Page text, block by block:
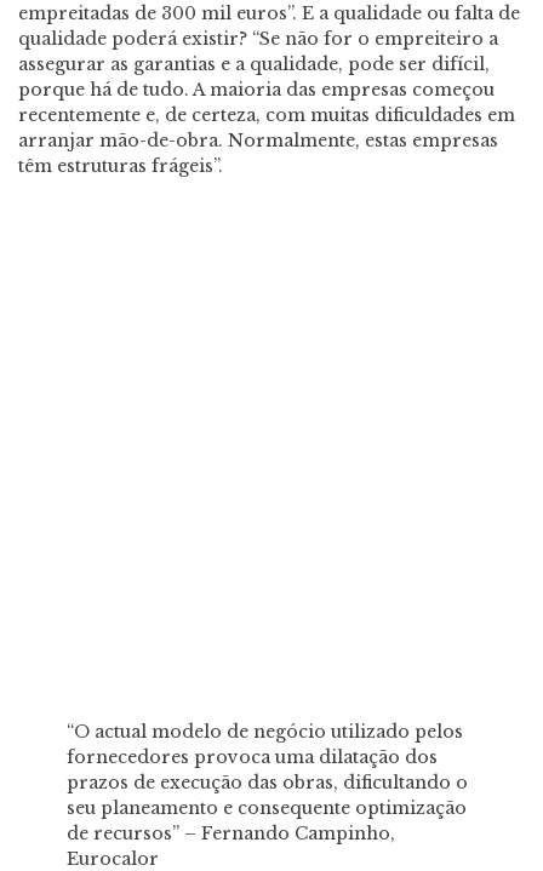
empreitadas de 300 mil euros”. E a qualidade ou falta de
qualidade poderá existir? “Se não for o empreiteiro a
assegurar as garantias e a qualidade, pode ser difícil,
porque há de tudo. A maioria das empresas começou
recentemente e, de certeza, com muitas dificuldades em
arranjar mão-de-obra. Normalmente, estas empresas
têm estruturas frágeis”.
“O actual modelo de negócio utilizado pelos
fornecedores provoca uma dilatação dos
prazos de execução das obras, dificultando o
seu planeamento e consequente optimização
de recursos” – Fernando Campinho,
Eurocalor